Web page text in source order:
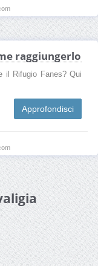
raggiungerlo
il Rifugio Fanes? Qui
Approfondisci